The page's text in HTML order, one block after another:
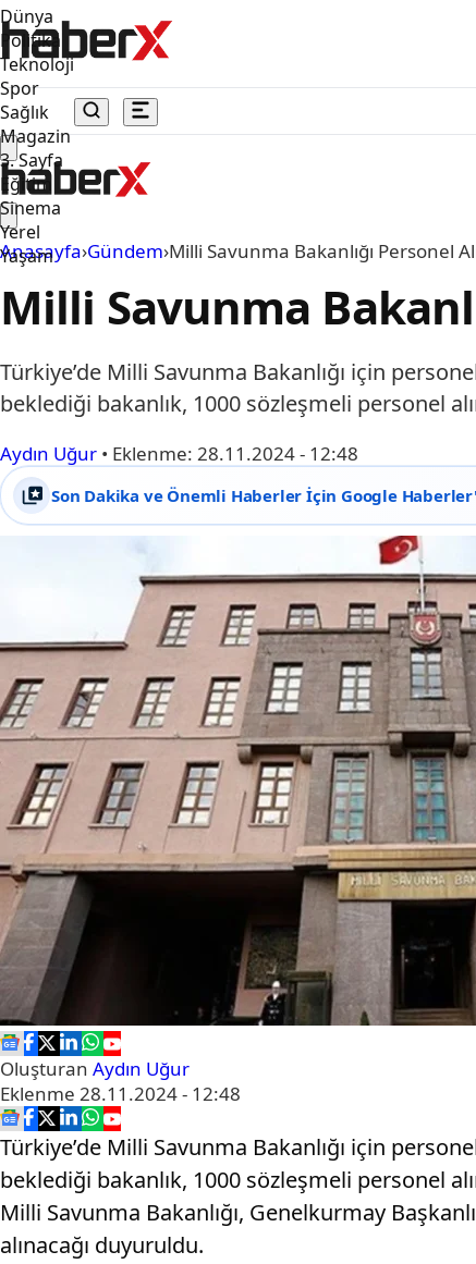
Dünya
Politika
Teknoloji
Spor
Sağlık
Magazin
3. Sayfa
Eğitim
Sinema
Yerel
Yaşam
Anasayfa›Gündem›Milli Savunma Bakanlığı Personel
Milli Savunma
Türkiye’de Milli Savunma Bakanlığı için
beklediği bakanlık, 1000 sözleşmeli personel
Aydın Uğur • Eklenme: 28.11.2024 - 12:48
Son Dakika ve Önemli Haberler İçin Google
Oluşturan Aydın Uğur
Eklenme 28.11.2024 - 12:48
Türkiye’de Milli Savunma Bakanlığı için
beklediği bakanlık, 1000 sözleşmeli personel
Milli Savunma Bakanlığı, Genelkurmay
alınacağı duyuruldu.